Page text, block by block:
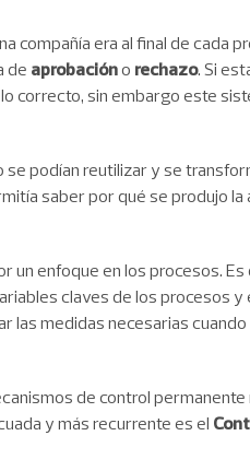
compañía era al final de cada
de aprobación o rechazo. Si
correcto, sin embargo este
podían reutilizar y se
saber por qué se produjo
enfoque en los procesos.
claves de los procesos
medidas necesarias
de control
y más recurrente es el